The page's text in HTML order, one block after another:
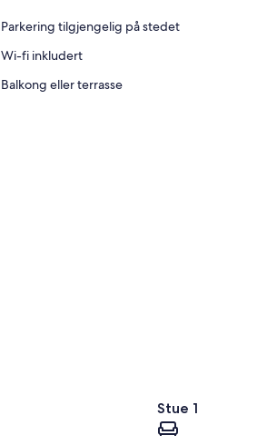
Parkering tilgjengelig på stedet
Wi-fi inkludert
Balkong eller terrasse
Stue 1